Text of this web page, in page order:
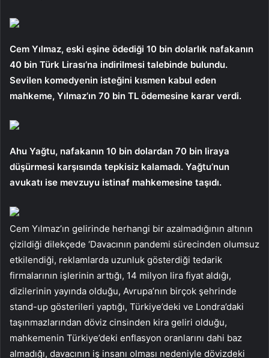
Cem Yılmaz, eski eşine ödediği 10 bin dolarlık nafakanın
40 bin Türk Lirası’na indirilmesi talebinde bulundu.
Sevilen komedyenin isteğini kısmen kabul eden
mahkeme, Yılmaz’ın 70 bin TL ödemesine karar verdi.
Ahu Yağtu, nafakanın 10 bin dolardan 70 bin liraya
düşürmesi karşısında tepkisiz kalamadı. Yağtu’nun
avukatı ise mevzuyu istinaf mahkemesine taşıdı.
Cem Yılmaz’ın gelirinde herhangi bir azalmadığının altının
çizildiği dilekçede ‘Davacının pandemi sürecinden olumsuz
etkilendiği, reklamlarda uzunluk gösterdiği tedarik
firmalarının işlerinin arttığı, 14 milyon lira fiyat aldığı,
dizilerinin yayında olduğu, Avrupa’nın birçok şehrinde
stand-up gösterileri yaptığı, Türkiye’deki ve Londra’daki
taşınmazlarından döviz cinsinden kira geliri olduğu,
mahkemenin Türkiye’deki enflasyon oranlarını dahi baz
almadığı, davacının iş insanı olması nedeniyle dövizdeki